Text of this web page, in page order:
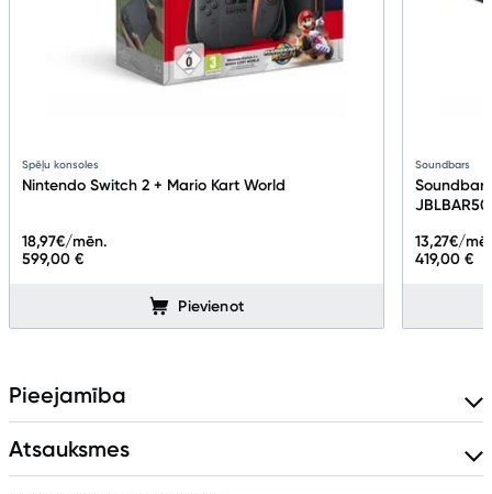
Spēļu konsoles
Nintendo Switch 2 + Mario Kart World
599,00 €
18,97€/mēn.
Pievienot
Soundbars
Soundbar
419,00 €
13,27€/
Pieejamība
Atsauksmes